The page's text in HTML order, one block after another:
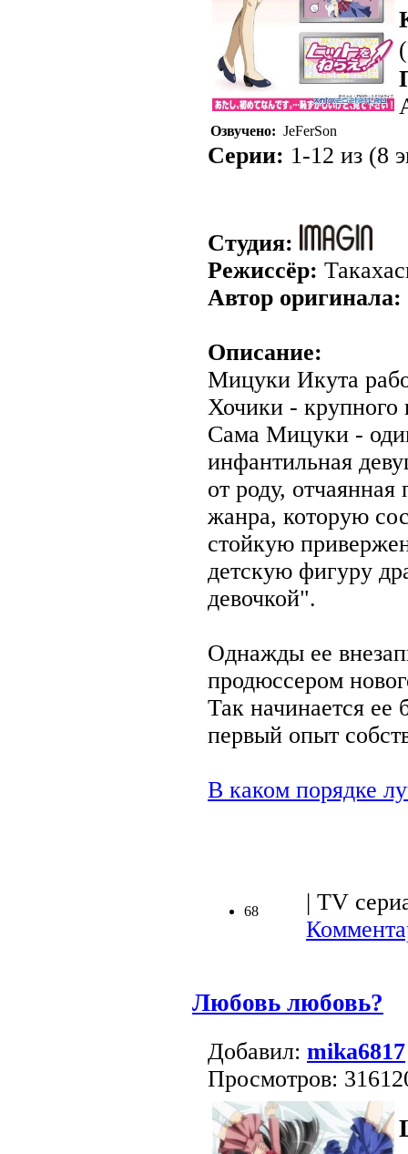
Озвучено: JeFerSon
Серии: 1-12 из (8
Студия:
Режиссёр:
Автор оригинала:
Описание:
Мицуки Икута
Хочики - крупного
Сама Мицуки -
инфантильная
от роду,
жанра, которую
стойкую
детскую фигуру
девочкой".
Однажды ее
продюссером
Так начинается ее
первый опыт
В каком порядке
68
| TV
Любовь любовь?
Добавил: mika6817
Просмотров: